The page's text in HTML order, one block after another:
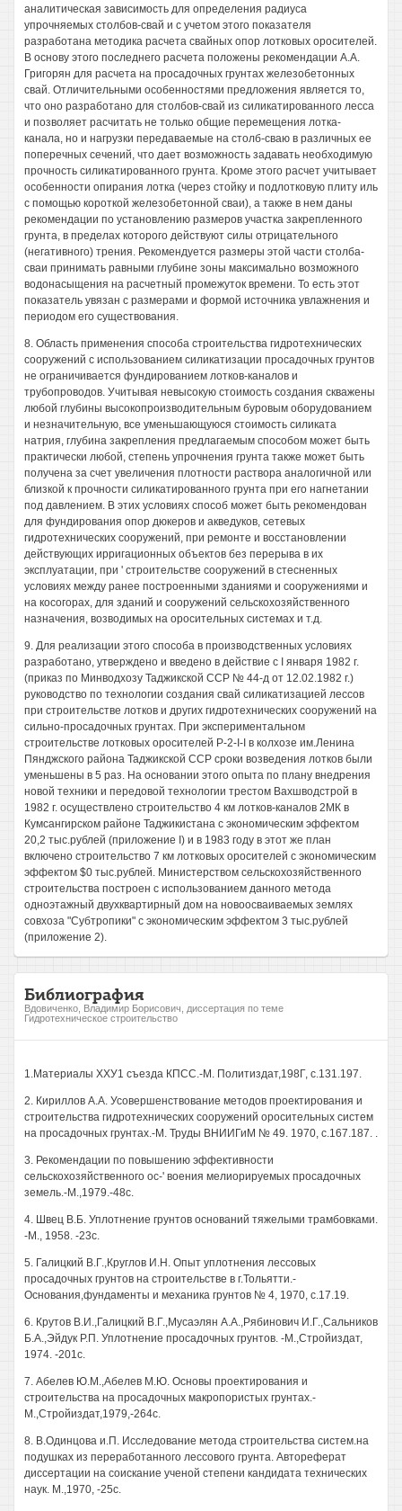
аналитическая зависимость для определения радиуса
упрочняемых столбов-свай и с учетом этого показателя
разработана методика расчета свайных опор лотковых оросителей.
В основу этого последнего расчета положены рекомендации А.А.
Григорян для расчета на просадочных грунтах железобетонных
свай. Отличительными особенностями предложения является то,
что оно разработано для столбов-свай из силикатированного лесса
и позволяет расчитать не только общие перемещения лотка-
канала, но и нагрузки передаваемые на столб-сваю в различных ее
поперечных сечений, что дает возможность задавать необходимую
прочность силикатированного грунта. Кроме этого расчет учитывает
особенности опирания лотка (через стойку и подлотковую плиту иль
с помощью короткой железобетонной сваи), а также в нем даны
рекомендации по установлению размеров участка закрепленного
грунта, в пределах которого действуют силы отрицательного
(негативного) трения. Рекомендуется размеры этой части столба-
сваи принимать равными глубине зоны максимально возможного
водонасыщения на расчетный промежуток времени. То есть этот
показатель увязан с размерами и формой источника увлажнения и
периодом его существования.
8. Область применения способа строительства гидротехнических
сооружений с использованием силикатизации просадочных грунтов
не ограничивается фундированием лотков-каналов и
трубопроводов. Учитывая невысокую стоимость создания скважены
любой глубины высокопроизводительным буровым оборудованием
и незначительную, все уменьшающуюся стоимость силиката
натрия, глубина закрепления предлагаемым способом может быть
практически любой, степень упрочнения грунта также может быть
получена за счет увеличения плотности раствора аналогичной или
близкой к прочности силикатированного грунта при его нагнетании
под давлением. В этих условиях способ может быть рекомендован
для фундирования опор дюкеров и акведуков, сетевых
гидротехнических сооружений, при ремонте и восстановлении
действующих ирригационных объектов без перерыва в их
эксплуатации, при ' строительстве сооружений в стесненных
условиях между ранее построенными зданиями и сооружениями и
на косогорах, для зданий и сооружений сельскохозяйственного
назначения, возводимых на оросительных системах и т.д.
9. Для реализации этого способа в производственных условиях
разработано, утверждено и введено в действие с I января 1982 г.
(приказ по Минводхозу Таджикской ССР № 44-д от 12.02.1982 г.)
руководство по технологии создания свай силикатизацией лессов
при строительстве лотков и других гидротехнических сооружений на
сильно-просадочных грунтах. При экспериментальном
строительстве лотковых оросителей P-2-I-I в колхозе им.Ленина
Пянджского района Таджикской ССР сроки возведения лотков были
уменьшены в 5 раз. На основании этого опыта по плану внедрения
новой техники и передовой технологии трестом Вахшводстрой в
1982 г. осуществлено строительство 4 км лотков-каналов 2МК в
Кумсангирском районе Таджикистана с экономическим эффектом
20,2 тыс.рублей (приложение I) и в 1983 году в этот же план
включено строительство 7 км лотковых оросителей с экономическим
эффектом $0 тыс.рублей. Министерством сельскохозяйственного
строительства построен с использованием данного метода
одноэтажный двухквартирный дом на новоосваиваемых землях
совхоза "Субтропики" с экономическим эффектом 3 тыс.рублей
(приложение 2).
Библиография
Вдовиченко, Владимир Борисович, диссертация по теме
Гидротехническое строительство
1.Материалы ХХУ1 съезда КПСС.-М. Политиздат,198Г, с.131.197.
2. Кириллов А.А. Усовершенствование методов проектирования и
строительства гидротехнических сооружений оросительных систем
на просадочных грунтах.-М. Труды ВНИИГиМ № 49. 1970, с.167.187. .
3. Рекомендации по повышению эффективности
сельскохозяйственного ос-' воения мелиорируемых просадочных
земель.-М.,1979.-48с.
4. Швец В.Б. Уплотнение грунтов оснований тяжелыми трамбовками.
-М., 1958. -23с.
5. Галицкий В.Г.,Круглов И.Н. Опыт уплотнения лессовых
просадочных грунтов на строительстве в г.Тольятти.-
Основания,фундаменты и механика грунтов № 4, 1970, с.17.19.
6. Крутов В.И.,Галицкий В.Г.,Мусаэлян А.А.,Рябинович И.Г.,Сальников
Б.А.,Эйдук Р.П. Уплотнение просадочных грунтов. -М.,Стройиздат,
1974. -201с.
7. Абелев Ю.М.,Абелев М.Ю. Основы проектирования и
строительства на просадочных макропористых грунтах.-
М.,Стройиздат,1979,-264с.
8. В.Одинцова и.П. Исследование метода строительства систем.на
подушках из переработанного лессового грунта. Автореферат
диссертации на соискание ученой степени кандидата технических
наук. М.,1970, -25с.